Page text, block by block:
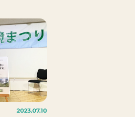
2023.07.10